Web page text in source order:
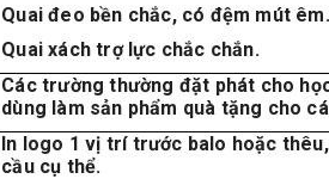
Quai đeo bền chắc, có đệm mút êm.
Quai xách trợ lực chắc chắn.
Các trường thường đặt phát cho
dùng làm sản phẩm quà tặng cho
In logo 1 vị trí trước balo hoặc
cầu cụ thể.